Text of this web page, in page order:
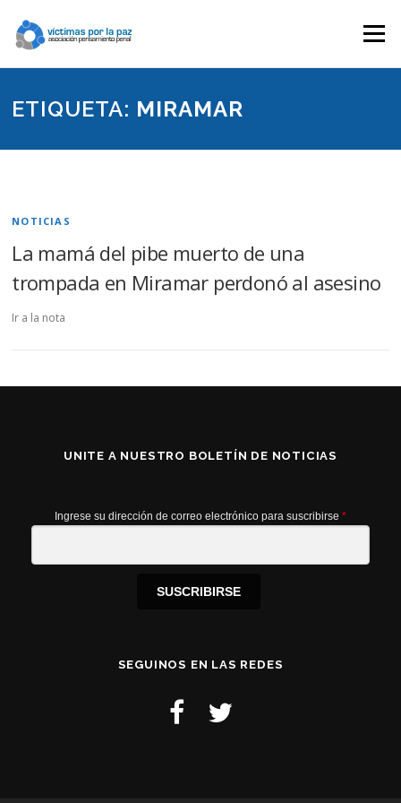
contenido
Menú
ETIQUETA: MIRAMAR
NOTICIAS
La mamá del pibe muerto de una
trompada en Miramar perdonó al asesino
Ir a la nota
UNITE A NUESTRO BOLETÍN DE NOTICIAS
Ingrese su dirección de correo electrónico para suscribirse *
SUSCRIBIRSE
SEGUINOS EN LAS REDES